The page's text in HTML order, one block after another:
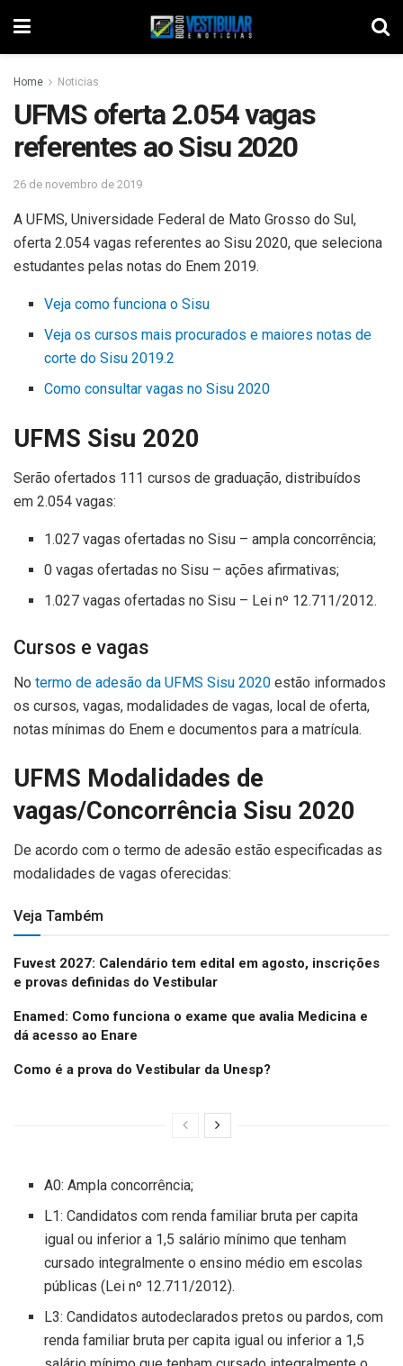
Home Noticias
UFMS oferta 2.054 vagas
referentes ao Sisu 2020
26 de novembro de 2019
A UFMS, Universidade Federal de Mato Grosso do Sul,
oferta 2.054 vagas referentes ao Sisu 2020, que seleciona
estudantes pelas notas do Enem 2019.
Veja como funciona o Sisu
Veja os cursos mais procurados e maiores notas de
corte do Sisu 2019.2
Como consultar vagas no Sisu 2020
UFMS Sisu 2020
Serão ofertados 111 cursos de graduação, distribuídos
em 2.054 vagas:
1.027 vagas ofertadas no Sisu – ampla concorrência;
0 vagas ofertadas no Sisu – ações afirmativas;
1.027 vagas ofertadas no Sisu – Lei nº 12.711/2012.
Cursos e vagas
No termo de adesão da UFMS Sisu 2020 estão informados
os cursos, vagas, modalidades de vagas, local de oferta,
notas mínimas do Enem e documentos para a matrícula.
UFMS Modalidades de
vagas/Concorrência Sisu 2020
De acordo com o termo de adesão estão especificadas as
modalidades de vagas oferecidas:
Veja Também
Fuvest 2027: Calendário tem edital em agosto, inscrições
e provas definidas do Vestibular
Enamed: Como funciona o exame que avalia Medicina e
dá acesso ao Enare
Como é a prova do Vestibular da Unesp?
A0: Ampla concorrência;
L1: Candidatos com renda familiar bruta per capita
igual ou inferior a 1,5 salário mínimo que tenham
cursado integralmente o ensino médio em escolas
públicas (Lei nº 12.711/2012).
L3: Candidatos autodeclarados pretos ou pardos, com
renda familiar bruta per capita igual ou inferior a 1,5